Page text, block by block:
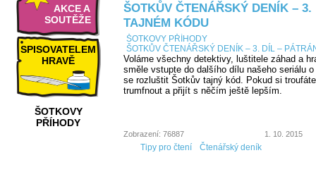
AKCE A
SOUTĚŽE
SPISOVATELEM
HRAVĚ
ŠOTKOVY
PŘÍHODY
ŠOTKŮV ČTENÁŘSKÝ DENÍK –
TAJNÉM KÓDU
ŠOTKOVY PŘÍHODY
ŠOTKŮV ČTENÁŘSKÝ DENÍK – 3. DÍL –
Voláme všechny detektivy, luštitele záhad a
směle vstupte do dalšího dílu našeho seriálu
se rozluštit Šotkův tajný kód. Pokud si
trumfnout a přijít s něčím ještě lepším.
Zobrazení: 76887 1. 10. 2015
Tipy pro čtení Čtenářský deník